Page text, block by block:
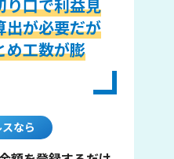
り口で利益見
出が必要だが
め工数が膨
なら